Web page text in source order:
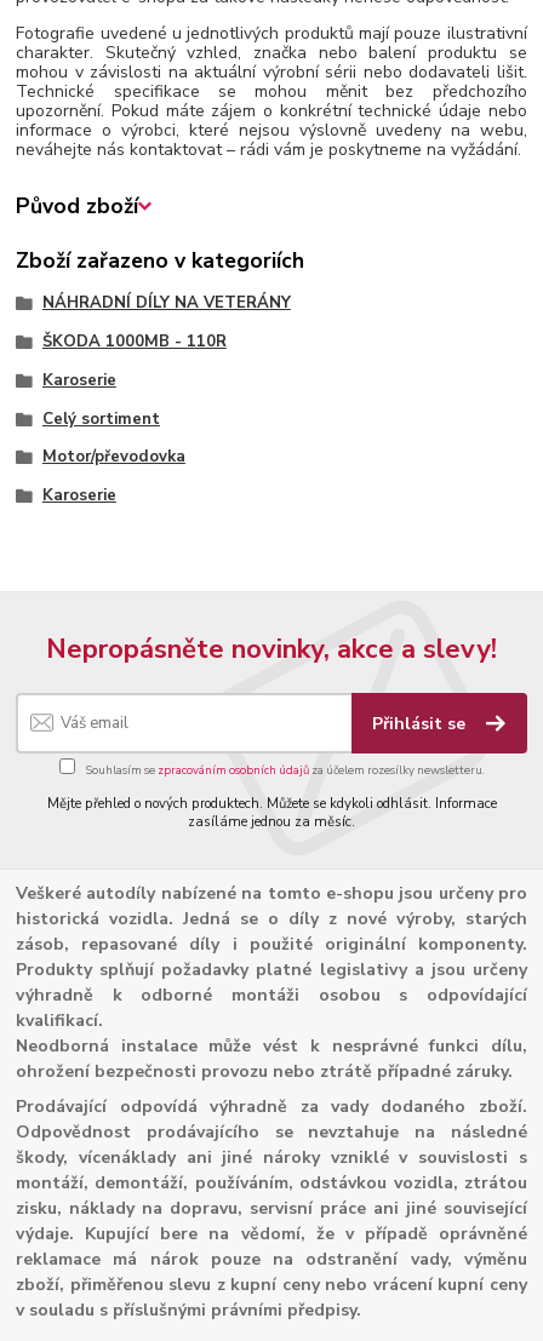
Fotografie uvedené u jednotlivých produktů mají pouze ilustrativní
charakter. Skutečný vzhled, značka nebo balení produktu se
mohou v závislosti na aktuální výrobní sérii nebo dodavateli lišit.
Technické specifikace se mohou měnit bez předchozího
upozornění. Pokud máte zájem o konkrétní technické údaje nebo
informace o výrobci, které nejsou výslovně uvedeny na webu,
neváhejte nás kontaktovat – rádi vám je poskytneme na vyžádání.
Původ zboží
Zboží zařazeno v kategoriích
NÁHRADNÍ DÍLY NA VETERÁNY
ŠKODA 1000MB - 110R
Karoserie
Celý sortiment
Motor/převodovka
Karoserie
Nepropásněte novinky, akce a slevy!
Přihlásit se
Souhlasím se zpracováním osobních údajůza účelem rozesílky newsletteru.
Mějte přehled o nových produktech. Můžete se kdykoli odhlásit. Informace
zasíláme jednou za měsíc.
Veškeré autodíly nabízené na tomto e-shopu jsou určeny pro
historická vozidla. Jedná se o díly z nové výroby, starých
zásob, repasované díly i použité originální komponenty.
Produkty splňují požadavky platné legislativy a jsou určeny
výhradně k odborné montáži osobou s odpovídající
kvalifikací.
Neodborná instalace může vést k nesprávné funkci dílu,
ohrožení bezpečnosti provozu nebo ztrátě případné záruky.
Prodávající odpovídá výhradně za vady dodaného zboží.
Odpovědnost prodávajícího se nevztahuje na následné
škody, vícenáklady ani jiné nároky vzniklé v souvislosti s
montáží, demontáží, používáním, odstávkou vozidla, ztrátou
zisku, náklady na dopravu, servisní práce ani jiné související
výdaje. Kupující bere na vědomí, že v případě oprávněné
reklamace má nárok pouze na odstranění vady, výměnu
zboží, přiměřenou slevu z kupní ceny nebo vrácení kupní ceny
v souladu s příslušnými právními předpisy.